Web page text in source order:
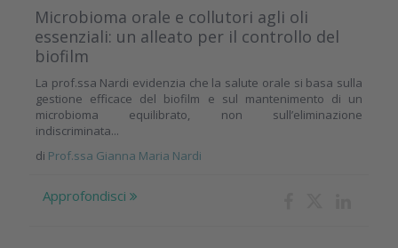
Microbioma orale e collutori agli oli
essenziali: un alleato per il controllo del
biofilm
La prof.ssa Nardi evidenzia che la salute orale si basa sulla
gestione efficace del biofilm e sul mantenimento di un
microbioma equilibrato, non sull’eliminazione
indiscriminata...
di Prof.ssa Gianna Maria Nardi
Approfondisci